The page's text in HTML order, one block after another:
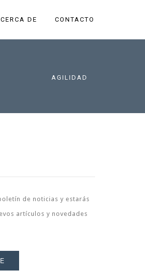
DE CONTACTO
AGILIDAD
de noticias y estarás
artículos y novedades